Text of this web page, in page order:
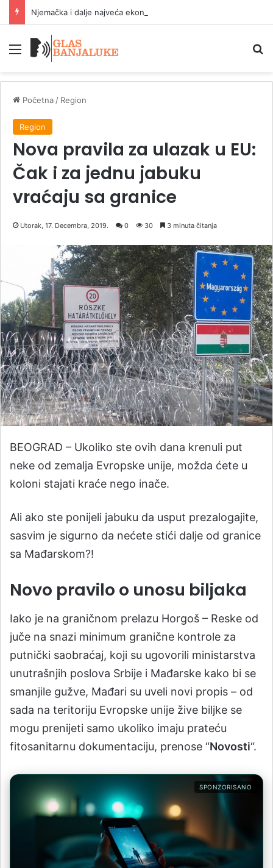
Meni
Početna / Region
Region
Nova pravila za ulazak u EU:
Čak i za jednu jabuku
vraćaju sa granice
Utorak, 17. Decembra, 2019. 0 30 3 minuta čitanja
BEOGRAD – Ukoliko ste ovih dana krenuli put
neke od zemalja Evropske unije, možda ćete u
koloni stajati kraće nego inače.
Ali ako ste ponijeli jabuku da usput prezalogajite,
sasvim je sigurno da nećete stići dalje od granice
sa Mađarskom?!
Novo pravilo o unosu biljaka
Iako je na graničnom prelazu Horgoš – Reske od
juče na snazi minimum granične kontrole za
putnički saobraćaj, koji su ugovorili ministarstva
unutrašnjih poslova Srbije i Mađarske kako bi se
smanjile gužve, Mađari su uveli novi propis – od
sada na teritoriju Evropske unije žive biljke se
mogu prenijeti samo ukoliko imaju prateću
fitosanitarnu dokumentaciju, prenose “Novosti“.
SPONZORISANO